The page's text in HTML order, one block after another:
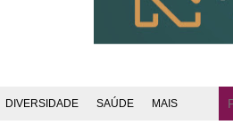
DIVERSIDADE SAÚDE MAIS